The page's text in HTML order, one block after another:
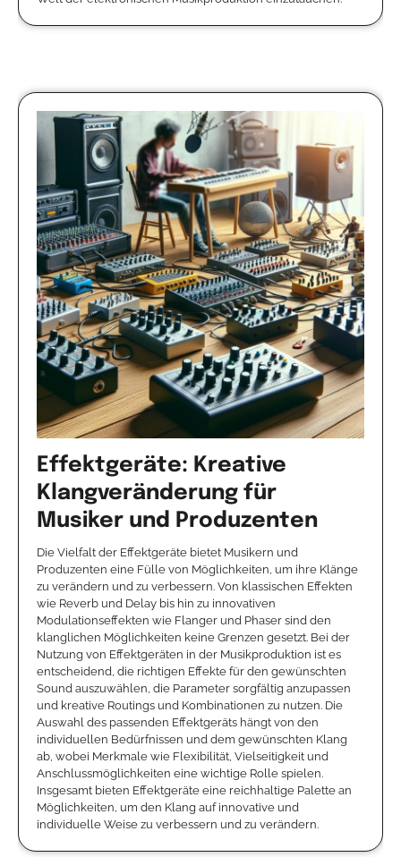
Effektgeräte: Kreative
Klangveränderung für
Musiker und Produzenten
Die Vielfalt der Effektgeräte bietet Musikern und
Produzenten eine Fülle von Möglichkeiten, um ihre Klänge
zu verändern und zu verbessern. Von klassischen Effekten
wie Reverb und Delay bis hin zu innovativen
Modulationseffekten wie Flanger und Phaser sind den
klanglichen Möglichkeiten keine Grenzen gesetzt. Bei der
Nutzung von Effektgeräten in der Musikproduktion ist es
entscheidend, die richtigen Effekte für den gewünschten
Sound auszuwählen, die Parameter sorgfältig anzupassen
und kreative Routings und Kombinationen zu nutzen. Die
Auswahl des passenden Effektgeräts hängt von den
individuellen Bedürfnissen und dem gewünschten Klang
ab, wobei Merkmale wie Flexibilität, Vielseitigkeit und
Anschlussmöglichkeiten eine wichtige Rolle spielen.
Insgesamt bieten Effektgeräte eine reichhaltige Palette an
Möglichkeiten, um den Klang auf innovative und
individuelle Weise zu verbessern und zu verändern.